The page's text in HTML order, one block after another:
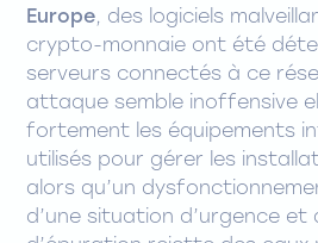
Europe, des logiciels
crypto-monnaie ont été
serveurs connectés à ce
attaque semble inoffensive
fortement les équipements
utilisés pour gérer les
alors qu’un
d’une situation d’urgence et